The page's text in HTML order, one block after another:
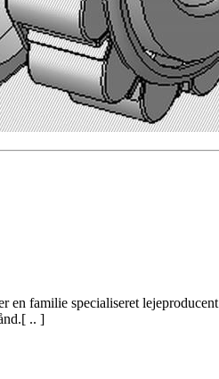
en familie specialiseret
.. ]